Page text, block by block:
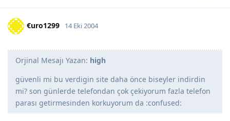
€uro1299 14 Eki 2004
Orjinal Mesajı Yazan: high
güvenli mi bu verdigin site daha önce biseyler indirdin
mi? son günlerde telefondan çok çekiyorum fazla telefon
parası getirmesinden korkuyorum da :confused: